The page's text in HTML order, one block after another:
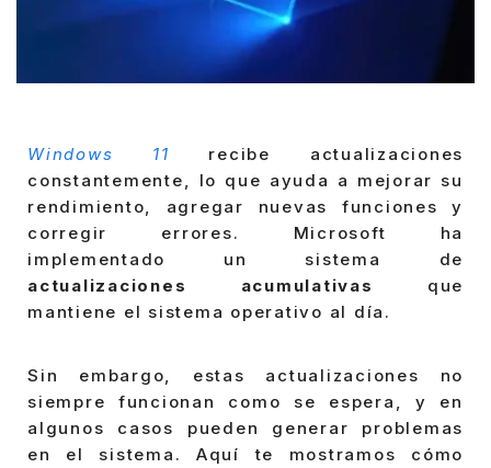
Windows 11 recibe actualizaciones
constantemente, lo que ayuda a mejorar su
rendimiento, agregar nuevas funciones y
corregir errores. Microsoft ha
implementado un sistema de
actualizaciones acumulativas
que
mantiene el sistema operativo al día.
Sin embargo, estas actualizaciones no
siempre funcionan como se espera, y en
algunos casos pueden generar problemas
en el sistema. Aquí te mostramos cómo